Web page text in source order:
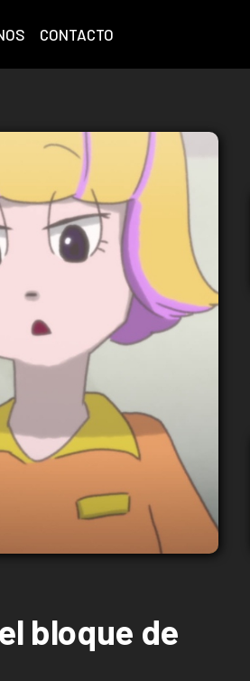
CONTACTO
bloque de